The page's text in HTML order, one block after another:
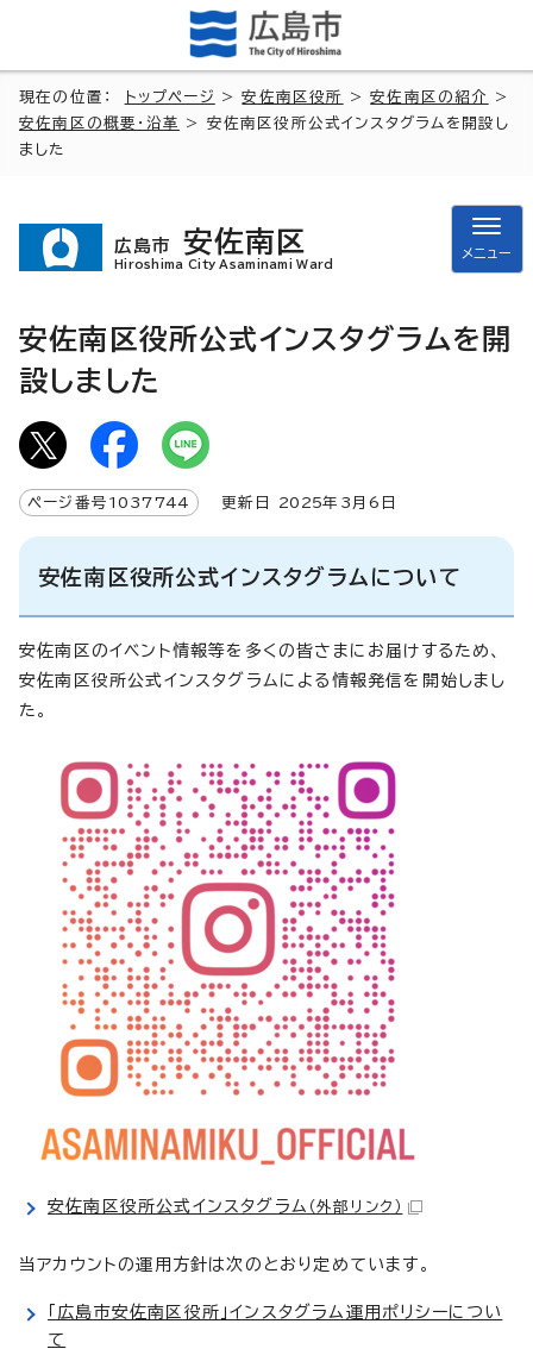
現在の位置： トップページ >安佐南区役所 >安佐南区の紹介
>
安佐南区の概要・沿革
> 安佐南区役所公式インスタグラムを開設し
ました
広島市 安佐南区
Hiroshima City Asaminami Ward
メニュー
安佐南区役所公式インスタグラムを開
設しました
ページ番号 1037744 更新日 2025年3月6日
安佐南区役所公式インスタグラムについて
安佐南区のイベント情報等を多くの皆さまにお届けするため、
安佐南区役所公式インスタグラムによる情報発信を開始しまし
た。
安佐南区役所公式インスタグラム （外部リンク）
当アカウントの運用方針は次のとおり定めています。
「広島市安佐南区役所」インスタグラム運用ポリシーについ
て